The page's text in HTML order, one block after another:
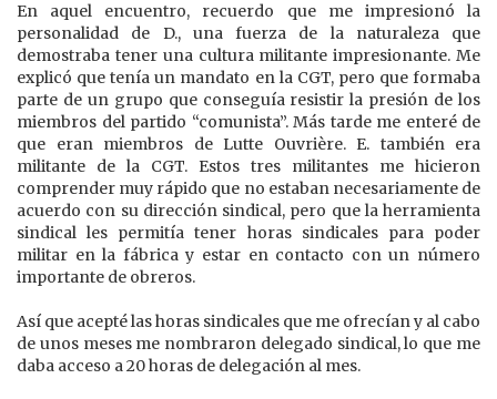
En aquel encuentro, recuerdo que me impresionó la
personalidad de D., una fuerza de la naturaleza que
demostraba tener una cultura militante impresionante. Me
explicó que tenía un mandato en la CGT, pero que formaba
parte de un grupo que conseguía resistir la presión de los
miembros del partido “comunista”. Más tarde me enteré de
que eran miembros de Lutte Ouvrière. E. también era
militante de la CGT. Estos tres militantes me hicieron
comprender muy rápido que no estaban necesariamente de
acuerdo con su dirección sindical, pero que la herramienta
sindical les permitía tener horas sindicales para poder
militar en la fábrica y estar en contacto con un número
importante de obreros.
Así que acepté las horas sindicales que me ofrecían y al cabo
de unos meses me nombraron delegado sindical, lo que me
daba acceso a 20 horas de delegación al mes.